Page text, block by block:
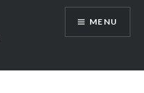
MENU